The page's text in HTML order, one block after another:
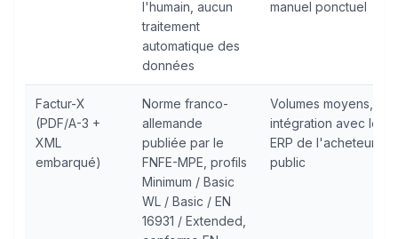
l'humain, aucun
traitement
automatique des
données
manuel ponctuel
Factur-X
(PDF/A-3 +
XML
embarqué)
Norme franco-
allemande
publiée par le
FNFE-MPE, profils
Minimum / Basic
WL / Basic / EN
16931 / Extended,
Volumes moyens,
intégration avec les
ERP de l'acheteur
public